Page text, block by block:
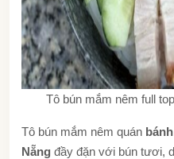
Tô bún mắm nêm full
Tô bún mắm nêm quán
Nẵng đầy đặn với bún tươi,